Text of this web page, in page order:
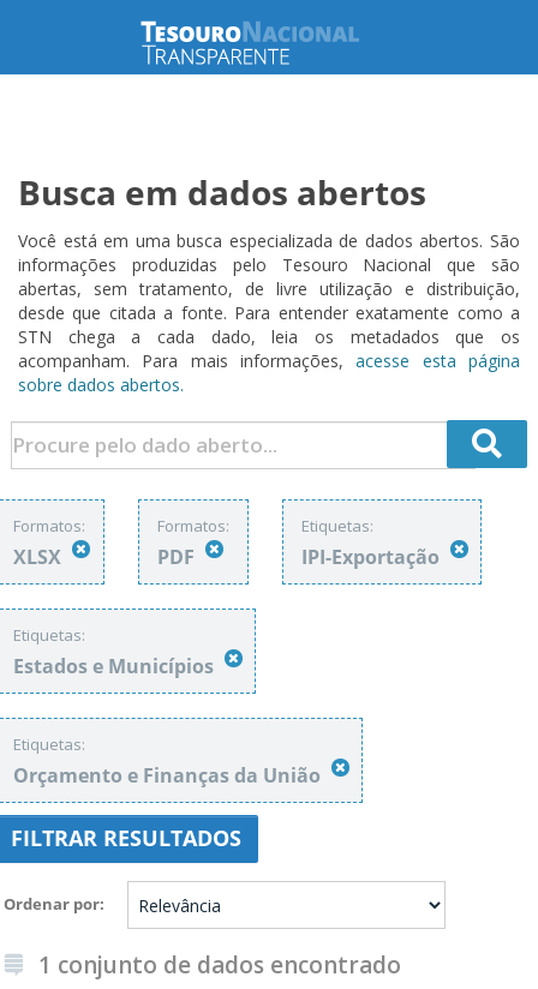
Busca em dados abertos
Você está em uma busca especializada de dados abertos. São
informações produzidas pelo Tesouro Nacional que são
abertas, sem tratamento, de livre utilização e distribuição,
desde que citada a fonte. Para entender exatamente como a
STN chega a cada dado, leia os metadados que os
acompanham. Para mais informações,acesse esta página
sobre dados abertos.
Formatos:
XLSX
Formatos:
PDF
Etiquetas:
IPI-Exportação
Etiquetas:
Estados e Municípios
Etiquetas:
Orçamento e Finanças da União
FILTRAR RESULTADOS
Ordenar por
1 conjunto de dados encontrado